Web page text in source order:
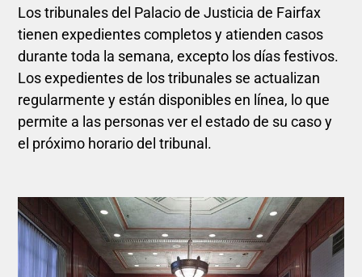
Los tribunales del Palacio de Justicia de Fairfax
tienen expedientes completos y atienden casos
durante toda la semana, excepto los días festivos.
Los expedientes de los tribunales se actualizan
regularmente y están disponibles en línea, lo que
permite a las personas ver el estado de su caso y
el próximo horario del tribunal.